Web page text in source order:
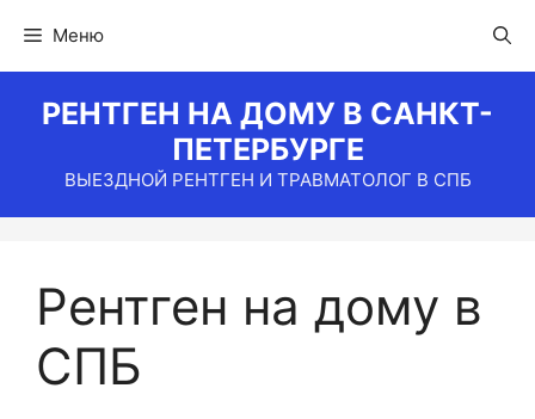
содержимому
Меню
РЕНТГЕН НА ДОМУ В САНКТ-
ПЕТЕРБУРГЕ
ВЫЕЗДНОЙ РЕНТГЕН И ТРАВМАТОЛОГ В СПБ
Рентген на дому в
СПБ